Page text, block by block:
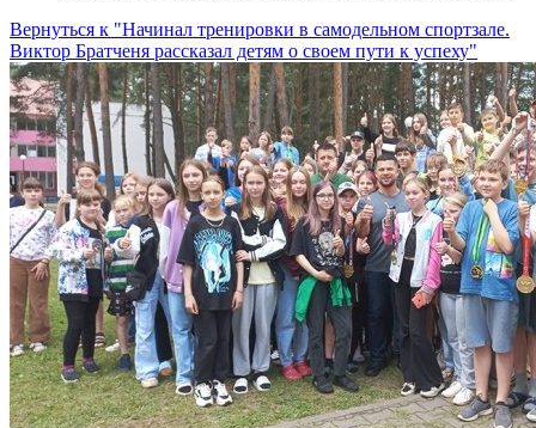
Вернуться к "Начинал тренировки в самодельном спортзале.
Виктор Братченя рассказал детям о своем пути к успеху"